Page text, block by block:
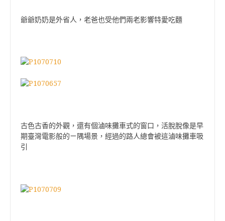
爺爺奶奶是外省人，老爸也受他們兩老影響特愛吃麵
古色古香的外觀，還有個滷味攤車式的窗口，活脫脫像是早
期臺灣電影般的ㄧ隅場景，經過的路人總會被這滷味攤車吸
引